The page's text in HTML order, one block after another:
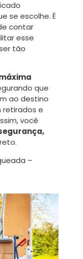
se escolhe. É
contar
esse
tão
que
ao destino
retirados e
você
–